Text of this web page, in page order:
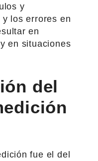
y
los errores en
en
en situaciones
del
fue el del